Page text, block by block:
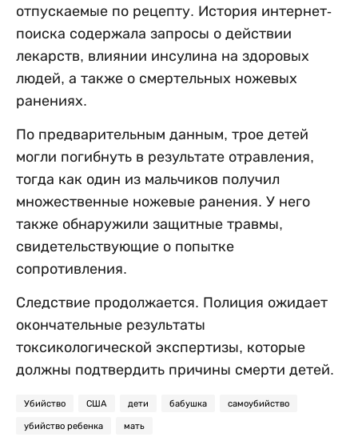
отпускаемые по рецепту. История интернет-
поиска содержала запросы о действии
лекарств, влиянии инсулина на здоровых
людей, а также о смертельных ножевых
ранениях.
По предварительным данным, трое детей
могли погибнуть в результате отравления,
тогда как один из мальчиков получил
множественные ножевые ранения. У него
также обнаружили защитные травмы,
свидетельствующие о попытке
сопротивления.
Следствие продолжается. Полиция ожидает
окончательные результаты
токсикологической экспертизы, которые
должны подтвердить причины смерти детей.
Убийство США дети бабушка самоубийство
убийство ребенка мать